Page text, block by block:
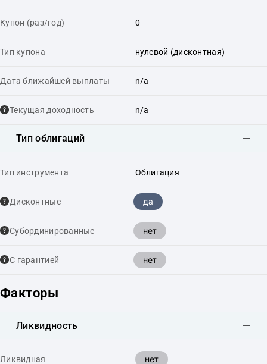
Купон (раз/год) 0
Тип купона нулевой (дисконтная)
Дата ближайшей выплаты n/a
Текущая доходность n/a
Тип облигаций
Тип инструмента Облигация
Дисконтные да
Cубординированные нет
С гарантией нет
Факторы
Ликвидность
Ликвидная нет